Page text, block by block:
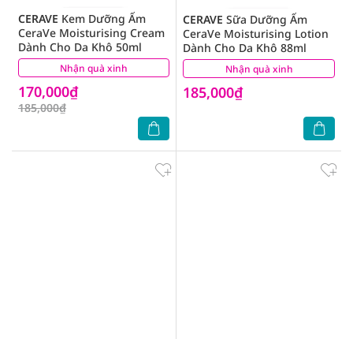
Nhận quà xinh
CERAVE Kem Dưỡng Ẩm
CeraVe Moisturising Cream
Dành Cho Da Khô 50ml
170,000₫
185,000₫
(5) Nhận quà xinh
CERAVE Sữa Dưỡng Ẩm
CeraVe Moisturising Lotion
Dành Cho Da Khô 88ml
185,000₫
(3)